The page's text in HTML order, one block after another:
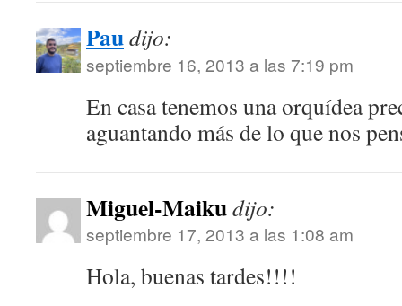
Paudijo:
septiembre 16, 2013 a las 7:19 pm
En casa tenemos una orquídea
aguantando más de lo que nos
Miguel-Maikudijo:
septiembre 17, 2013 a las 1:08 am
Hola, buenas tardes!!!!